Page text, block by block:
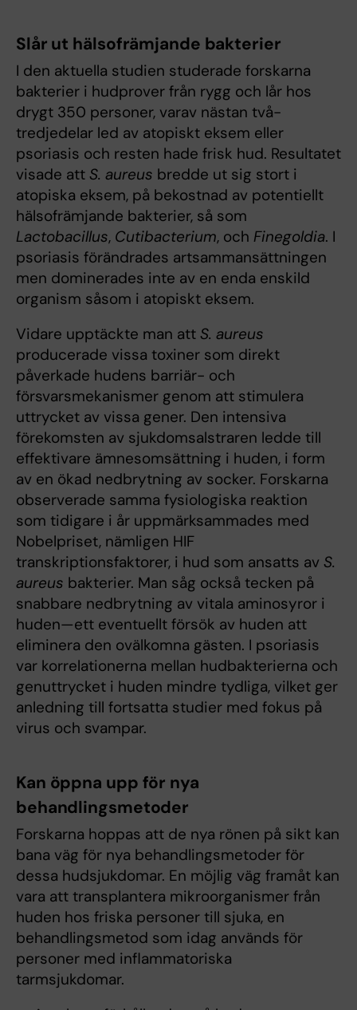
Slår ut hälsofrämjande bakterier
I den aktuella studien studerade forskarna
bakterier i hudprover från rygg och lår hos
drygt 350 personer, varav nästan två-
tredjedelar led av atopiskt eksem eller
psoriasis och resten hade frisk hud. Resultatet
visade att S. aureus bredde ut sig stort i
atopiska eksem, på bekostnad av potentiellt
hälsofrämjande bakterier, så som
Lactobacillus, Cutibacterium, och Finegoldia. I
psoriasis förändrades artsammansättningen
men dominerades inte av en enda enskild
organism såsom i atopiskt eksem.
Vidare upptäckte man att S. aureus
producerade vissa toxiner som direkt
påverkade hudens barriär- och
försvarsmekanismer genom att stimulera
uttrycket av vissa gener. Den intensiva
förekomsten av sjukdomsalstraren ledde till
effektivare ämnesomsättning i huden, i form
av en ökad nedbrytning av socker. Forskarna
observerade samma fysiologiska reaktion
som tidigare i år uppmärksammades med
Nobelpriset, nämligen HIF
transkriptionsfaktorer, i hud som ansatts av S.
aureus bakterier. Man såg också tecken på
snabbare nedbrytning av vitala aminosyror i
huden—ett eventuellt försök av huden att
eliminera den ovälkomna gästen. I psoriasis
var korrelationerna mellan hudbakterierna och
genuttrycket i huden mindre tydliga, vilket ger
anledning till fortsatta studier med fokus på
virus och svampar.
Kan öppna upp för nya
behandlingsmetoder
Forskarna hoppas att de nya rönen på sikt kan
bana väg för nya behandlingsmetoder för
dessa hudsjukdomar. En möjlig väg framåt kan
vara att transplantera mikroorganismer från
huden hos friska personer till sjuka, en
behandlingsmetod som idag används för
personer med inflammatoriska
tarmsjukdomar.